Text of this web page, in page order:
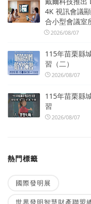
4K 視訊會議
合小型會議室
2026/08/07
115年苗栗縣
習（二）
2026/08/07
115年苗栗縣
習
2026/08/07
熱門標籤
國際發明展
世界發明智慧財產聯盟